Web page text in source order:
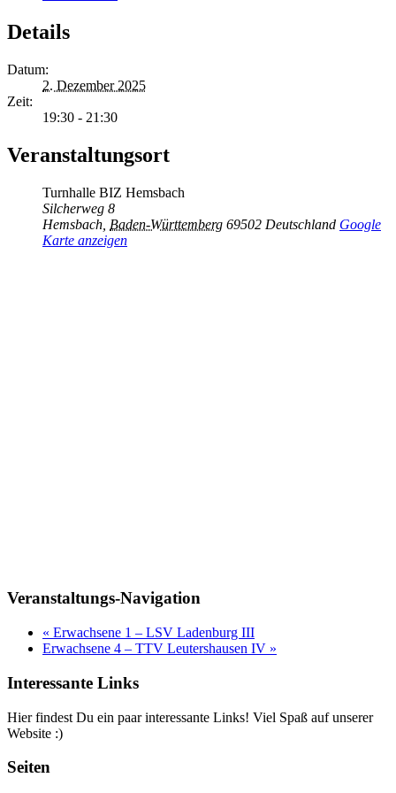
Details
Datum:
2. Dezember 2025
Zeit:
19:30 - 21:30
Veranstaltungsort
Turnhalle BIZ Hemsbach
Silcherweg 8
Hemsbach Baden-Württemberg 69502 Deutschland Google
Karte anzeigen
Veranstaltungs-Navigation
« Erwachsene 1 – LSV Ladenburg III
Erwachsene 4 – TTV Leutershausen IV »
Interessante Links
Hier findest Du ein paar interessante Links! Viel Spaß auf unserer
Website :)
Seiten